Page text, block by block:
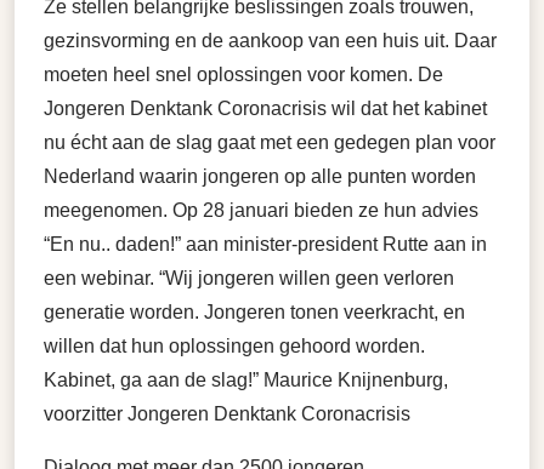
Ze stellen belangrijke beslissingen zoals trouwen,
gezinsvorming en de aankoop van een huis uit. Daar
moeten heel snel oplossingen voor komen. De
Jongeren Denktank Coronacrisis wil dat het kabinet
nu écht aan de slag gaat met een gedegen plan voor
Nederland waarin jongeren op alle punten worden
meegenomen. Op 28 januari bieden ze hun advies
“En nu.. daden!” aan minister-president Rutte aan in
een webinar. “Wij jongeren willen geen verloren
generatie worden. Jongeren tonen veerkracht, en
willen dat hun oplossingen gehoord worden.
Kabinet, ga aan de slag!” Maurice Knijnenburg,
voorzitter Jongeren Denktank Coronacrisis